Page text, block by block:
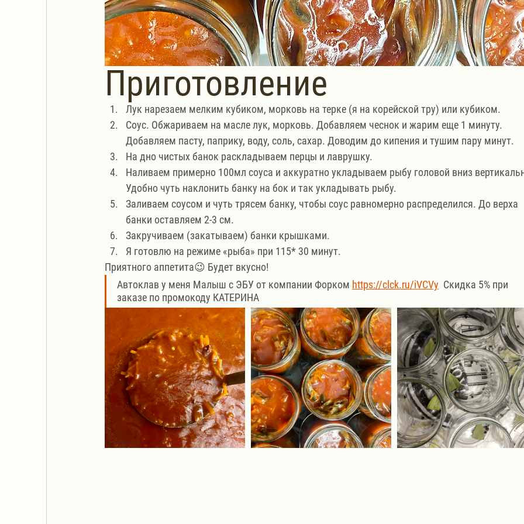
Приготовление
Лук нарезаем мелким кубиком, морковь на терке (я на корейской тру) или кубиком.
Соус. Обжариваем на масле лук, морковь. Добавляем чеснок и жарим еще 1 минуту.
Добавляем пасту, паприку, воду, соль, сахар. Доводим до кипения и тушим пару минут.
На дно чистых банок раскладываем перцы и лаврушку.
Наливаем примерно 100мл соуса и аккуратно укладываем рыбу головой вниз
Удобно чуть наклонить банку на бок и так укладывать рыбу.
Заливаем соусом и чуть трясем банку, чтобы соус равномерно распределился. До верха
банки оставляем 2-3 см.
Закручиваем (закатываем) банки крышками.
Я готовлю на режиме «рыба» при 115* 30 минут.
Приятного аппетита😉 Будет вкусно!
Автоклав у меня Малыш с ЭБУ от компании Форком https://clck.ru/iVCVy
  Скидка 5% при
заказе по промокоду КАТЕРИНА